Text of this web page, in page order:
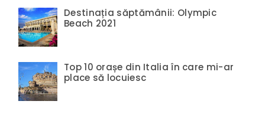
Destinația săptămânii: Olympic
Beach 2021
Top 10 orașe din Italia în care mi-ar
place să locuiesc